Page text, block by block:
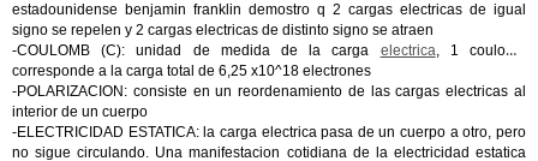
estadounidense benjamin franklin demostro q 2 cargas electricas de igual
signo se repelen y 2 cargas electricas de distinto signo se atraen
-COULOMB (C): unidad de medida de la carga electrica, 1 coulomb
corresponde a la carga total de 6,25 x10^18 electrones
-POLARIZACION: consiste en un reordenamiento de las cargas electricas al
interior de un cuerpo
-ELECTRICIDAD ESTATICA: la carga electrica pasa de un cuerpo a otro, pero
no sigue circulando. Una manifestacion cotidiana de la electricidad estatica